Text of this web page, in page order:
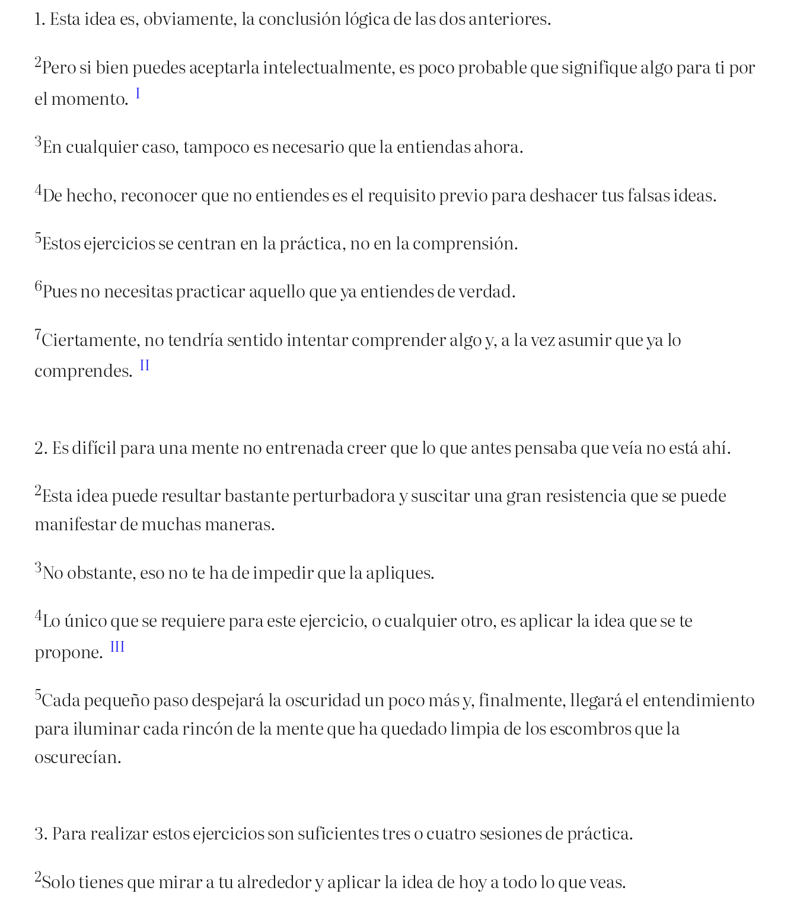
1. Esta idea es, obviamente, la conclusión lógica de las dos anteriores.
2Pero si bien puedes aceptarla intelectualmente, es poco probable que signifique algo para ti por
el momento. I
3En cualquier caso, tampoco es necesario que la entiendas ahora.
4De hecho, reconocer que no entiendes es el requisito previo para deshacer tus falsas ideas.
5Estos ejercicios se centran en la práctica, no en la comprensión.
6Pues no necesitas practicar aquello que ya entiendes de verdad.
7Ciertamente, no tendría sentido intentar comprender algo y, a la vez asumir que ya lo
comprendes. II
2. Es difícil para una mente no entrenada creer que lo que antes pensaba que veía no está ahí.
2Esta idea puede resultar bastante perturbadora y suscitar una gran resistencia que se puede
manifestar de muchas maneras.
3No obstante, eso no te ha de impedir que la apliques.
4Lo único que se requiere para este ejercicio, o cualquier otro, es aplicar la idea que se te
propone. III
5Cada pequeño paso despejará la oscuridad un poco más y, finalmente, llegará el entendimiento
para iluminar cada rincón de la mente que ha quedado limpia de los escombros que la
oscurecían.
3. Para realizar estos ejercicios son suficientes tres o cuatro sesiones de práctica.
2Solo tienes que mirar a tu alrededor y aplicar la idea de hoy a todo lo que veas.